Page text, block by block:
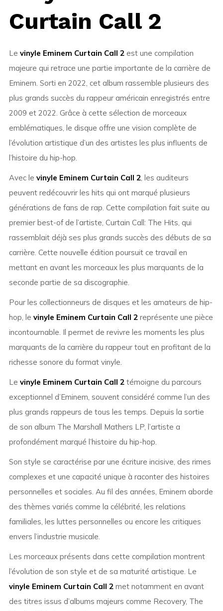
Curtain Call 2
Le vinyle Eminem Curtain Call 2est une compilation
majeure qui retrace une partie importante de la carrière de
Eminem. Sorti en 2022, cet album rassemble plusieurs des
plus grands succès du rappeur américain enregistrés entre
2009 et 2022. Grâce à cette sélection de morceaux
emblématiques, le disque offre une vision complète de
l’évolution artistique d’un des artistes les plus influents de
l’histoire du hip-hop.
Avec le vinyle Eminem Curtain Call 2, les auditeurs
peuvent redécouvrir les hits qui ont marqué plusieurs
générations de fans de rap. Cette compilation fait suite au
premier best-of de l’artiste, Curtain Call: The Hits, qui
rassemblait déjà ses plus grands succès des débuts de sa
carrière. Cette nouvelle édition poursuit ce travail en
mettant en avant les morceaux les plus marquants de la
seconde partie de sa discographie.
Pour les collectionneurs de disques et les amateurs de hip-
hop, le vinyle Eminem Curtain Call 2représente une pièce
incontournable. Il permet de revivre les moments les plus
marquants de la carrière du rappeur tout en profitant de la
richesse sonore du format vinyle.
Le vinyle Eminem Curtain Call 2témoigne du parcours
exceptionnel d’Eminem, souvent considéré comme l’un des
plus grands rappeurs de tous les temps. Depuis la sortie
de son album The Marshall Mathers LP, l’artiste a
profondément marqué l’histoire du hip-hop.
Son style se caractérise par une écriture incisive, des rimes
complexes et une capacité unique à raconter des histoires
personnelles et sociales. Au fil des années, Eminem aborde
des thèmes variés comme la célébrité, les relations
familiales, les luttes personnelles ou encore les critiques
envers l’industrie musicale.
Les morceaux présents dans cette compilation montrent
l’évolution de son style et de sa maturité artistique. Le
vinyle Eminem Curtain Call 2met notamment en avant
des titres issus d’albums majeurs comme Recovery, The